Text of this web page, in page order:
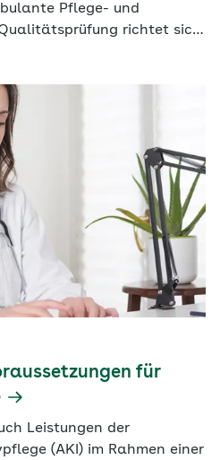
Pflege- und
richtet sich
neue Bewertungssystematik
Spezialdienste der
(AKI) und
Krankenpflege (pHKP)
für
Leistungen der
(AKI) im Rahmen einer